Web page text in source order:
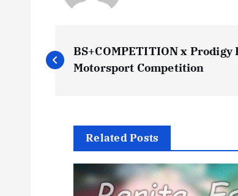
P
o
BS+COMPETITION x Prodigy
Motorsport Competition
Related Posts